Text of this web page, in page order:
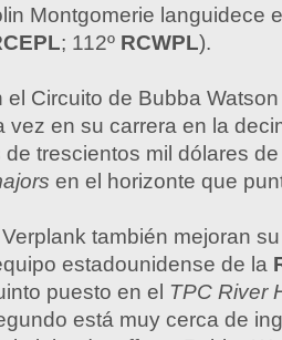
Montgomerie languidece
; 112º RCWPL).
el Circuito de Bubba
vez en su carrera en la
trescientos mil dólares
en el horizonte que
también mejoran
estadounidense de la
puesto en el TPC River
está muy cerca de